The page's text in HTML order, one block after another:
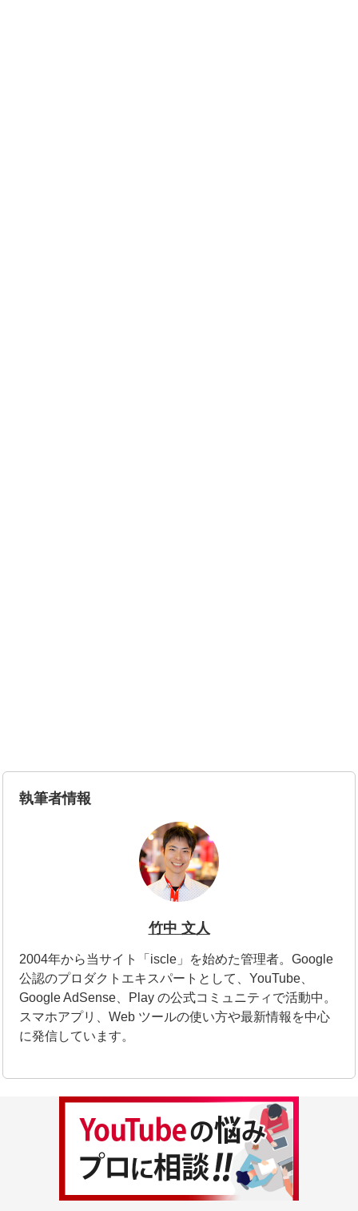
執筆者情報
竹中 文人
2004年から当サイト「iscle」を始めた管理者。Google
公認のプロダクトエキスパートとして、YouTube、
Google AdSense、Play の公式コミュニティで活動中。
スマホアプリ、Web ツールの使い方や最新情報を中心
に発信しています。